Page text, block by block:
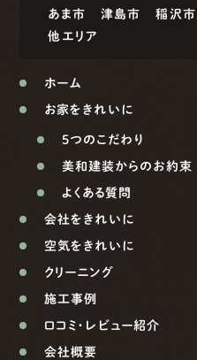
あま市
津島市 稲沢市
他エリア
ホーム
お家をきれいに
5つのこだわり
美和建装からのお約束
よくある質問
会社をきれいに
空気をきれいに
クリーニング
施工事例
口コミ・レビュー紹介
会社概要